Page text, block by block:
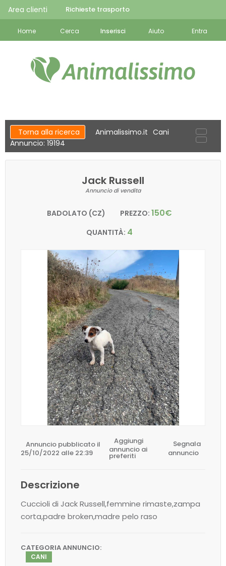
Area clienti Richieste trasporto
Home Cerca Inserisci Aiuto Entra
Torna alla ricerca Animalissimo.it Cani
Annuncio: 19194
Jack Russell
Annuncio di vendita
BADOLATO (CZ) PREZZO: 150€
QUANTITÀ: 4
Annuncio pubblicato il
25/10/2022 alle 22:39
Aggiungi
annuncio ai
preferiti
Segnala
annuncio
Descrizione
Cuccioli di Jack Russell,femmine rimaste,zampa
corta,padre broken,madre pelo raso
CATEGORIA ANNUNCIO:
CANI